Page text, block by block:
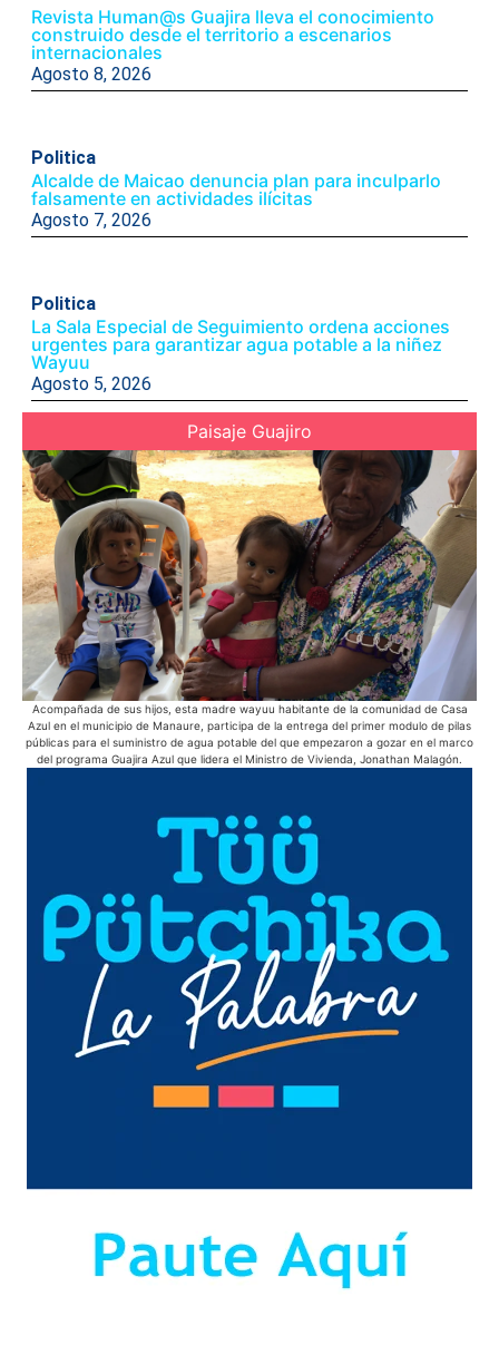
Revista Human@s Guajira lleva el conocimiento
construido desde el territorio a escenarios
internacionales
Agosto 8, 2026
Politica
Alcalde de Maicao denuncia plan para inculparlo
falsamente en actividades ilícitas
Agosto 7, 2026
Politica
La Sala Especial de Seguimiento ordena acciones
urgentes para garantizar agua potable a la niñez
Wayuu
Agosto 5, 2026
Paisaje Guajiro
Acompañada de sus hijos, esta madre wayuu habitante de la comunidad de Casa
Azul en el municipio de Manaure, participa de la entrega del primer modulo de pilas
públicas para el suministro de agua potable del que empezaron a gozar en el marco
del programa Guajira Azul que lidera el Ministro de Vivienda, Jonathan Malagón.